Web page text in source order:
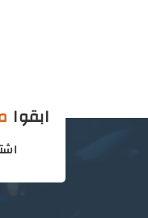
ابقوا